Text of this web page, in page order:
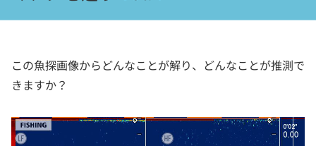
この魚探画像からどんなことが解り、どんなことが推測で
きますか？